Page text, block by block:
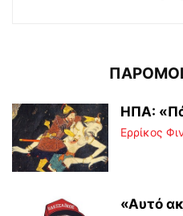
ΗΠΑ:
Ερρίκος
«Αυτό